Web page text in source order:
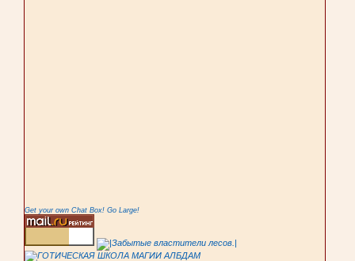
Get your own Chat Box! Go Large!